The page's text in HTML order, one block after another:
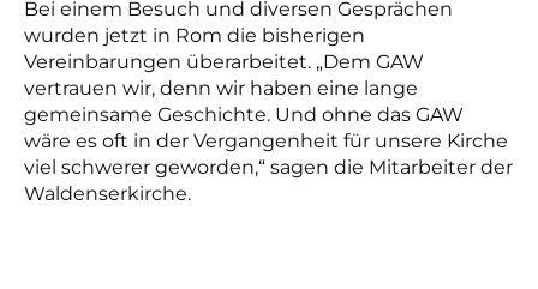
Bei einem Besuch und diversen Gesprächen
wurden jetzt in Rom die bisherigen
Vereinbarungen überarbeitet. „Dem GAW
vertrauen wir, denn wir haben eine lange
gemeinsame Geschichte. Und ohne das GAW
wäre es oft in der Vergangenheit für unsere Kirche
viel schwerer geworden,“ sagen die Mitarbeiter der
Waldenserkirche.